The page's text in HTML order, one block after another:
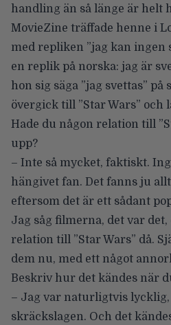
handling än så länge är helt
MovieZine träffade henne i
med repliken ”jag kan ingen
en replik på norska: jag är
hon sig säga ”jag svettas”
övergick till ”Star Wars” och
Hade du någon relation till
upp?
– Inte så mycket, faktiskt.
hängivet fan. Det fanns ju
eftersom det är ett sådant
Jag såg filmerna, det var
relation till ”Star Wars” då.
dem nu, med ett något
Beskriv hur det kändes när
– Jag var naturligtvis lycklig,
skräckslagen. Och det